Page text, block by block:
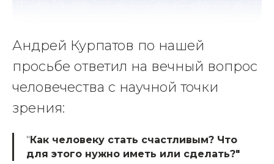
Андрей Курпатов по нашей
просьбе ответил на вечный вопрос
человечества с научной точки
зрения:
"Как человеку стать счастливым? Что
для этого нужно иметь или сделать?"